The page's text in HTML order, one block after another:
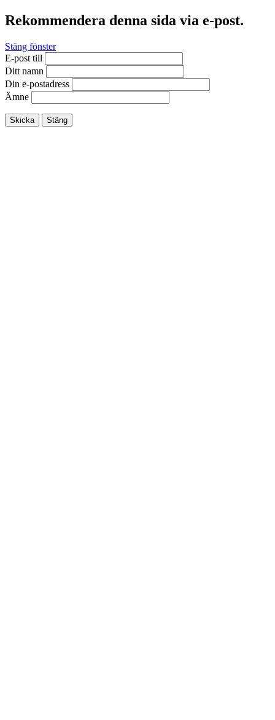
Rekommendera denna sida via e-post.
Stäng fönster
E-post till
Ditt namn
Din e-postadress
Ämne
Skicka Stäng